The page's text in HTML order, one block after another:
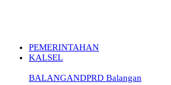
PEMERINTAHAN
KALSEL
BALANGANDPRD Balangan